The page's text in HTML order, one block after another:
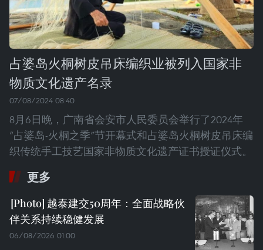
占婆岛火桐树皮吊床编织业被列入国家非
物质文化遗产名录
07/08/2024 08:40
8月6日晚，广南省会安市人民委员会举行了2024年
“占婆岛-火桐之季”节开幕式和占婆岛火桐树皮吊床编
织传统手工技艺国家非物质文化遗产证书授证仪式。
更多
越泰建交50周年：全面战略伙
伴关系持续稳健发展
06/08/2026 01:00